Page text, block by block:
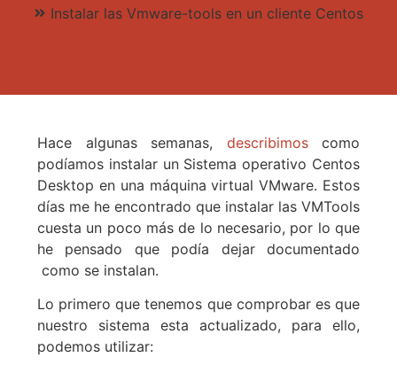
Instalar las Vmware-tools en un cliente Centos
Hace algunas semanas, describimos como
podíamos instalar un Sistema operativo Centos
Desktop en una máquina virtual VMware. Estos
días me he encontrado que instalar las VMTools
cuesta un poco más de lo necesario, por lo que
he pensado que podía dejar documentado
como se instalan.
Lo primero que tenemos que comprobar es que
nuestro sistema esta actualizado, para ello,
podemos utilizar: